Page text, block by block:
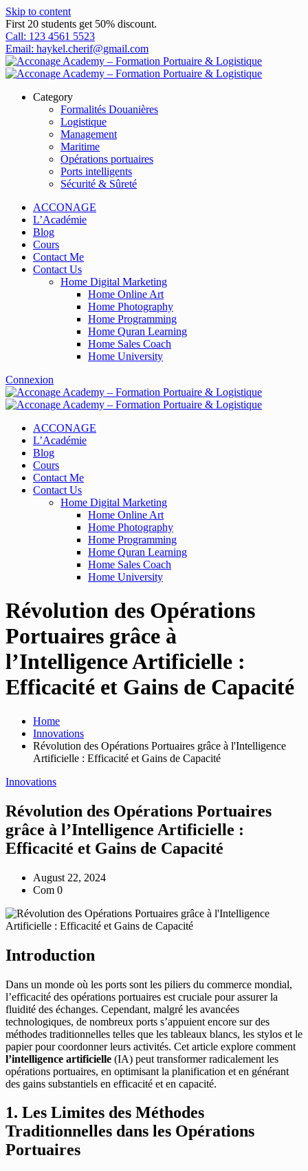
Skip to content
First 20 students get 50% discount.
Call: 123 4561 5523
Email: haykel.cherif@gmail.com
Category
Formalités Douanières
Logistique
Management
Maritime
Opérations portuaires
Ports intelligents
Sécurité & Sûreté
ACCONAGE
L’Académie
Blog
Cours
Contact Me
Contact Us
Home Digital Marketing
Home Online Art
Home Photography
Home Programming
Home Quran Learning
Home Sales Coach
Home University
Connexion
ACCONAGE
L’Académie
Blog
Cours
Contact Me
Contact Us
Home Digital Marketing
Home Online Art
Home Photography
Home Programming
Home Quran Learning
Home Sales Coach
Home University
Révolution des Opérations
Portuaires grâce à
l’Intelligence Artificielle :
Efficacité et Gains de Capacité
Home
Innovations
Révolution des Opérations Portuaires grâce à l'Intelligence
Artificielle : Efficacité et Gains de Capacité
Innovations
Révolution des Opérations Portuaires
grâce à l’Intelligence Artificielle :
Efficacité et Gains de Capacité
August 22, 2024
Com 0
Introduction
Dans un monde où les ports sont les piliers du commerce mondial,
l’efficacité des opérations portuaires est cruciale pour assurer la
fluidité des échanges. Cependant, malgré les avancées
technologiques, de nombreux ports s’appuient encore sur des
méthodes traditionnelles telles que les tableaux blancs, les stylos et le
papier pour coordonner leurs activités. Cet article explore comment
l’intelligence artificielle (IA) peut transformer radicalement les
opérations portuaires, en optimisant la planification et en générant
des gains substantiels en efficacité et en capacité.
1. Les Limites des Méthodes
Traditionnelles dans les Opérations
Portuaires